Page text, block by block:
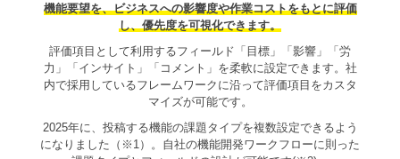
機能要望を、ビジネスへの影響度や作業コストをもとに評価
し、優先度を可視化できます。
評価項目として利用するフィールド「目標」「影響」「労
力」「インサイト」「コメント」を柔軟に設定できます。社
内で採用しているフレームワークに沿って評価項目をカスタ
マイズが可能です。
2025年に、投稿する機能の課題タイプを複数設定できるよう
になりました（※1）。自社の機能開発ワークフローに則った